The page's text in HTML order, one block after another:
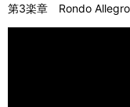
第3楽章 Rondo Allegro